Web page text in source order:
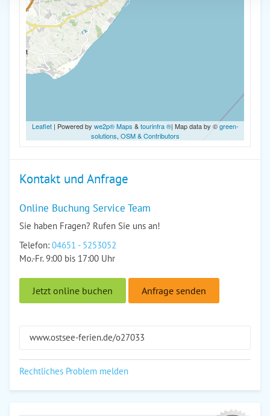
Leaflet| Powered by we2p® Maps &tourinfra ®| Map data by ©green-
solutions, OSM & Contributors
Kontakt und Anfrage
Online Buchung Service Team
Sie haben Fragen? Rufen Sie uns an!
Telefon: 04651 - 5253052
Mo.-Fr. 9:00 bis 17:00 Uhr
Jetzt online buchen Anfrage senden
www.ostsee-ferien.de/o27033
Rechtliches Problem melden